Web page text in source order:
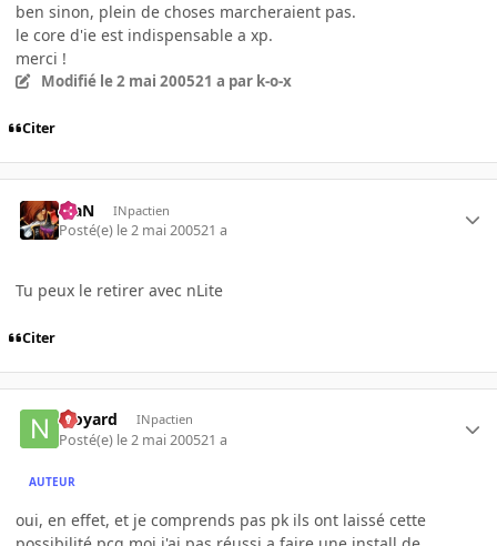
ben sinon, plein de choses marcheraient pas.
le core d'ie est indispensable a xp.
merci !
Modifié le 2 mai 200521 a par k-o-x
Citer
KiaN INpactien
Posté(e) le 2 mai 200521 a
Tu peux le retirer avec nLite
Citer
njoyard INpactien
Posté(e) le 2 mai 200521 a
AUTEUR
oui, en effet, et je comprends pas pk ils ont laissé cette